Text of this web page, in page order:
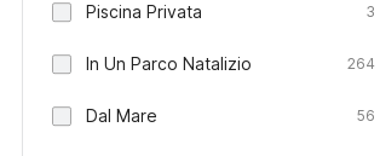
Piscina Privata 3
In Un Parco Natalizio 264
Dal Mare 56